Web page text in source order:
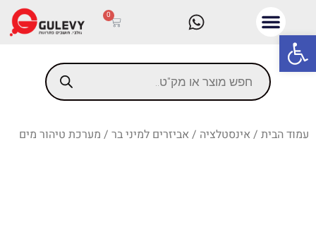
פתח סרגל נגישות
0
עמוד הבית / אינסטלציה / אביזרים למיני בר / מערכת טיהור מים